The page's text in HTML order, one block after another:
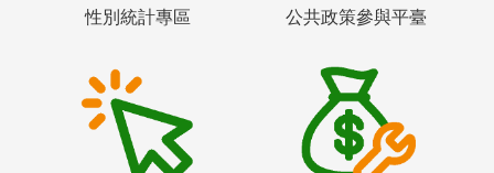
性別統計專區 公共政策參與平臺